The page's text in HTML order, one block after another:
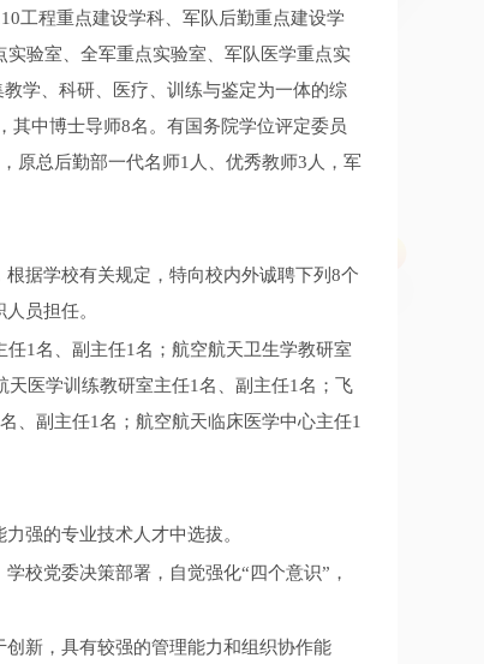
工程重点建设学科、军队后勤重点建设学
验室、全军重点实验室、军队医学重点实
学、科研、医疗、训练与鉴定为一体的综
其中博士导师8名。有国务院学位评定委员
原总后勤部一代名师1人、优秀教师3人，军
据学校有关规定，特向校内外诚聘下列8个
员担任。
1名、副主任1名；航空航天卫生学教研室
医学训练教研室主任1名、副主任1名；飞
、副主任1名；航空航天临床医学中心主任1
强的专业技术人才中选拔。
校党委决策部署，自觉强化“四个意识”，
新，具有较强的管理能力和组织协作能